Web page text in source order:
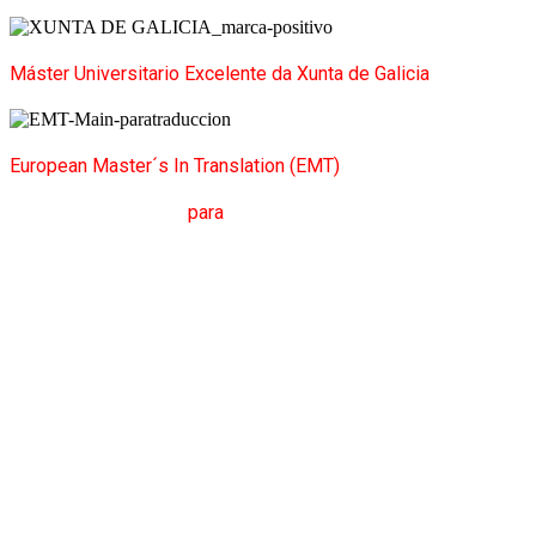
Máster Universitario Excelente da Xunta de Galicia
European Master´s In Translation (EMT)
para